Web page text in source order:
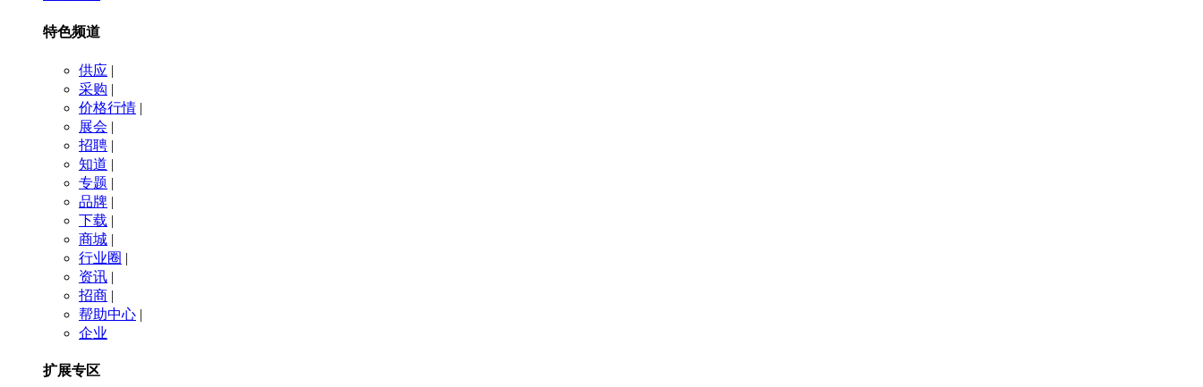
特色频道
供应 |
采购 |
价格行情 |
展会 |
招聘 |
知道 |
专题 |
品牌 |
下载 |
商城 |
行业圈 |
资讯 |
招商 |
帮助中心 |
企业
扩展专区